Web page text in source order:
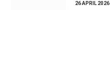
26 APRIL 2026